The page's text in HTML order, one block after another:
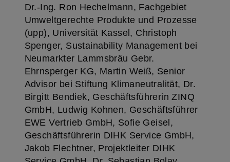
Dr.-Ing. Ron Hechelmann, Fachgebiet
Umweltgerechte Produkte und Prozesse
(upp), Universität Kassel, Christoph
Spenger, Sustainability Management bei
Neumarkter Lammsbräu Gebr.
Ehrnsperger KG, Martin Weiß, Senior
Advisor bei Stiftung Klimaneutralität, Dr.
Birgitt Bendiek, Geschäftsführerin ZINQ
GmbH, Ludwig Kohnen, Geschäftsführer
EWE Vertrieb GmbH, Sofie Geisel,
Geschäftsführerin DIHK Service GmbH,
Jakob Flechtner, Projektleiter DIHK